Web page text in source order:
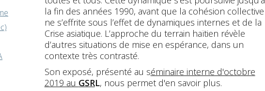
la fin des années 1990, avant que la cohésion collective
ne s’effrite sous l’effet de dynamiques internes et de la
Crise asiatique. L’approche du terrain haïtien révèle
d’autres situations de mise en espérance, dans un
contexte très contrasté.
Son exposé, présenté au séminaire interne d'octobre
2019 au GSRL, nous permet d'en savoir plus.